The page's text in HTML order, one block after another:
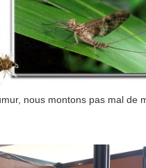
nous montons pas mal de